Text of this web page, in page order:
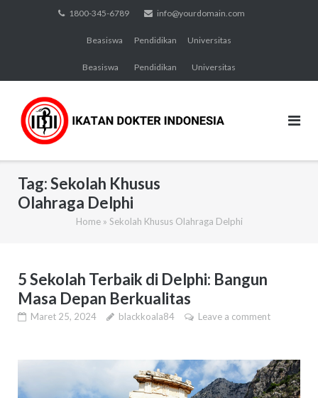
1800-345-6789 info@yourdomain.com
Beasiswa Pendidikan Universitas
Beasiswa Pendidikan Universitas
Tag:Sekolah Khusus
Olahraga Delphi
Home» Sekolah Khusus Olahraga Delphi
5 Sekolah Terbaik di Delphi: Bangun
Masa Depan Berkualitas
Maret 25, 2024 blackkoala84 Leave a comment